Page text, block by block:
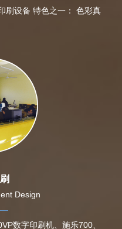
刷设备 特色之一： 色彩真
Design
数字印刷机、施乐700、